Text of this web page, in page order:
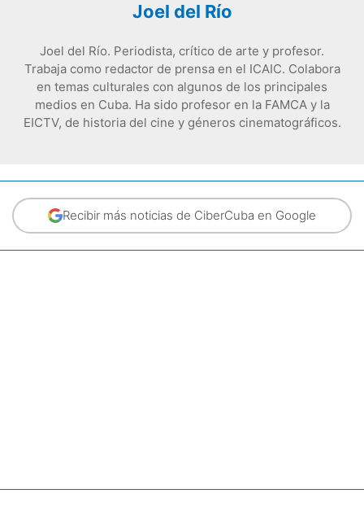
Joel del Río
Joel del Río. Periodista, crítico de arte y profesor.
Trabaja como redactor de prensa en el ICAIC. Colabora
en temas culturales con algunos de los principales
medios en Cuba. Ha sido profesor en la FAMCA y la
EICTV, de historia del cine y géneros cinematográficos.
Recibir más noticias de CiberCuba en Google